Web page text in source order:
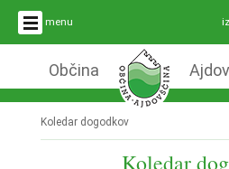
menu
Občina
Koledar dogodkov
Koledar